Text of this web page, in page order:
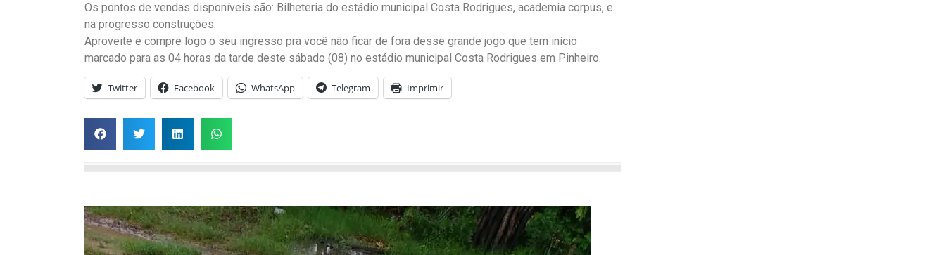
Os pontos de vendas disponíveis são: Bilheteria do estádio municipal Costa Rodrigues, academia corpus, e
na progresso construções.
Aproveite e compre logo o seu ingresso pra você não ficar de fora desse grande jogo que tem início
marcado para as 04 horas da tarde deste sábado (08) no estádio municipal Costa Rodrigues em Pinheiro.
Twitter Facebook WhatsApp Telegram Imprimir